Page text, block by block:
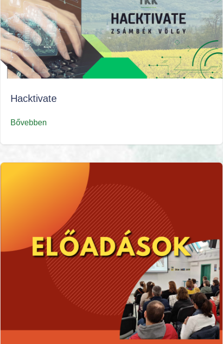
Hacktivate
Bővebben